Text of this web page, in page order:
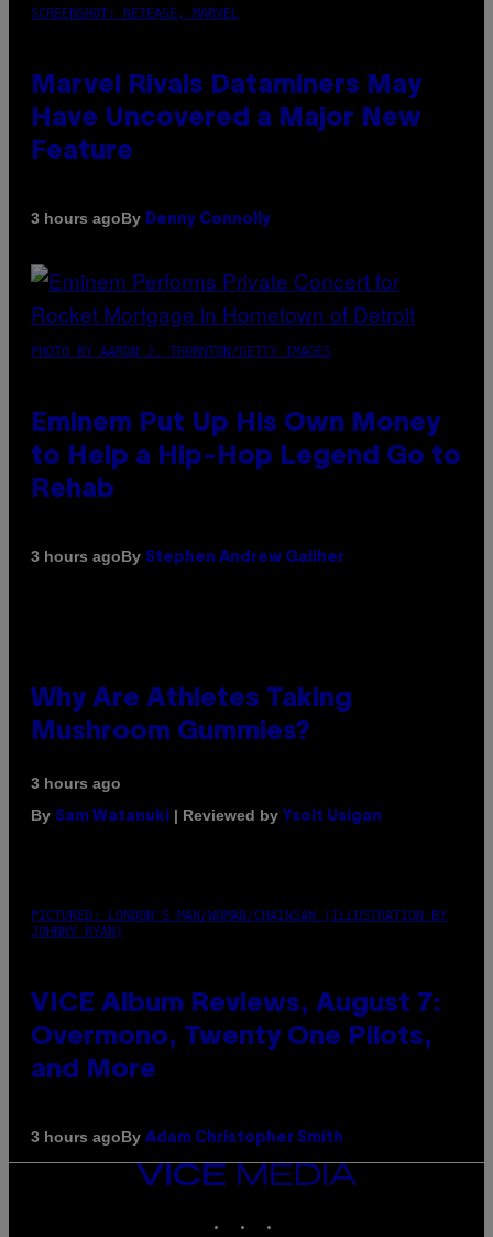
SCREENSHOT: NETEASE, MARVEL
Marvel Rivals Dataminers May
Have Uncovered a Major New
Feature
3 hours agoBy Denny Connolly
PHOTO BY AARON J. THORNTON/GETTY IMAGES
Eminem Put Up His Own Money
to Help a Hip-Hop Legend Go to
Rehab
3 hours agoBy Stephen Andrew Galiher
Why Are Athletes Taking
Mushroom Gummies?
3 hours ago
By Sam Watanuki | Reviewed by Ysolt Usigan
PICTURED: LONDON'S MAN/WOMAN/CHAINSAW (ILLUSTRATION BY
JOHNNY RYAN)
VICE Album Reviews, August 7:
Overmono, Twenty One Pilots,
and More
3 hours agoBy Adam Christopher Smith
VICE
MEDIA